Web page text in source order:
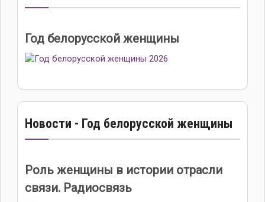
Год белорусской женщины
Новости - Год белорусской женщины
Роль женщины в истории отрасли
связи. Радиосвязь